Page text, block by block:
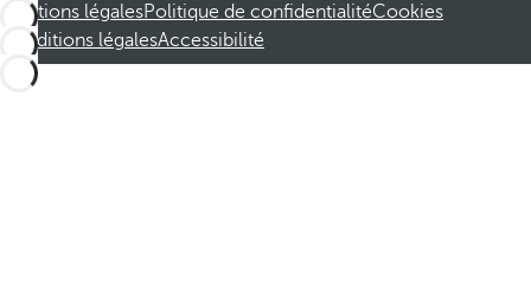
Mentions légalesPolitique de confidentialitéCookies
Conditions légalesAccessibilité